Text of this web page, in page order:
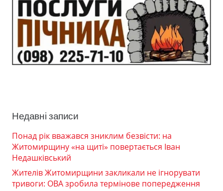
Недавні записи
Понад рік вважався зниклим безвісти: на
Житомирщину «на щиті» повертається Іван
Недашківський
Жителів Житомирщини закликали не ігнорувати
тривоги: ОВА зробила термінове попередження